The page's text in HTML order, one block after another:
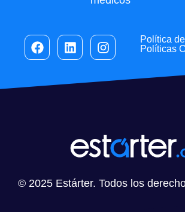
Política
Políticas
© 2025 Estárter. Todos los